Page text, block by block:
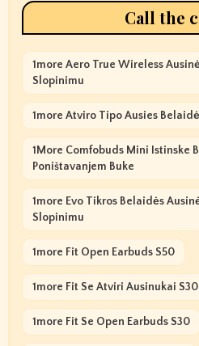
Call the
1more Aero True Wireless
Slopinimu
1more Atviro Tipo Ausies
1More Comfobuds Mini Istinske
Poništavanjem Buke
1more Evo Tikros Belaidės
Slopinimu
1more Fit Open Earbuds S50
1more Fit Se Atviri Ausinukai S30
1more Fit Se Open Earbuds S30